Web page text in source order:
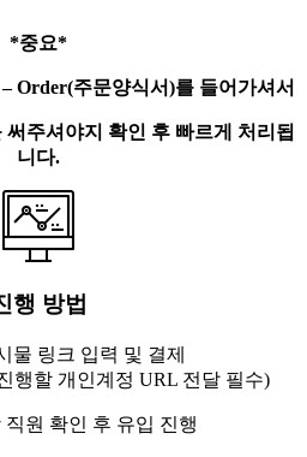
*중요*
Order(주문양식서)를 들어가셔서
주셔야지 확인 후 빠르게 처리됩
니다.
행 방법
물 링크 입력 및 결제
행할 개인계정 URL 전달 필수)
원 확인 후 유입 진행